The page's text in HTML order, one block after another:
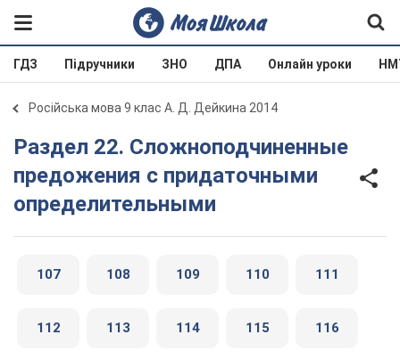
ГДЗ Підручники ЗНО ДПА Онлайн уроки
Російська мова 9 клас А. Д. Дейкина 2014
Раздел 22. Сложноподчиненные
предожения с придаточными
определительными
107 108 109 110 111
112 113 114 115 116